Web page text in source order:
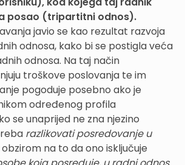
posao (tripartitni odnos).
javio se kao rezultat razvoja
odnosa, kako bi se postigla veća
odnosa. Na taj način
troškove poslovanja te im
pogoduje posebno ako je
određenog profila
se unaprijed ne zna njezino
razlikovati posredovanje u
na to da ono isključuje